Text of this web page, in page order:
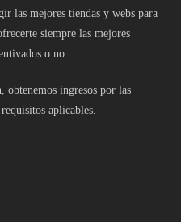
las mejores tiendas y webs para
siempre las mejores
o no.
obtenemos ingresos por las
aplicables.